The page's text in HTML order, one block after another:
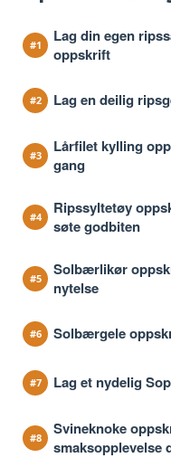
Lag din egen
oppskrift
Lag en deilig
Lårfilet kylling
gang
Ripssyltetøy
søte godbiten
Solbærlikør
nytelse
Solbærgele
Lag et nydelig
Svineknoke
smaksopplevelse